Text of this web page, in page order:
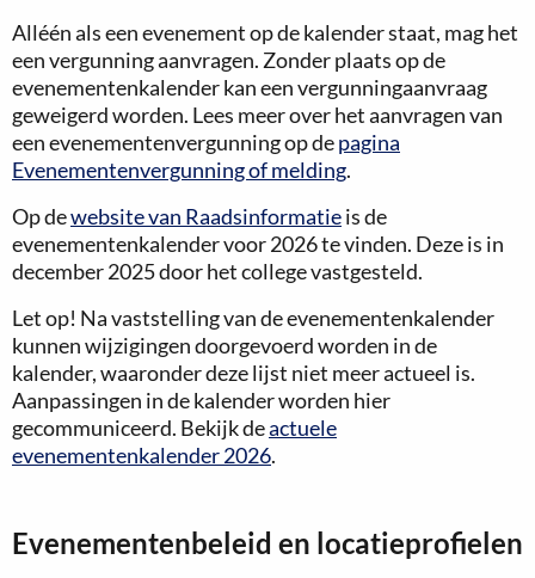
Alléén als een evenement op de kalender staat, mag het
een vergunning aanvragen. Zonder plaats op de
evenementenkalender kan een vergunningaanvraag
geweigerd worden. Lees meer over het aanvragen van
een evenementenvergunning op depagina
Evenementenvergunning of melding.
Op dewebsite van Raadsinformatieis de
evenementenkalender voor 2026 te vinden. Deze is in
december 2025 door het college vastgesteld.
Let op! Na vaststelling van de evenementenkalender
kunnen wijzigingen doorgevoerd worden in de
kalender, waaronder deze lijst niet meer actueel is.
Aanpassingen in de kalender worden hier
gecommuniceerd. Bekijk deactuele
evenementenkalender 2026.
Evenementenbeleid en locatieprofielen